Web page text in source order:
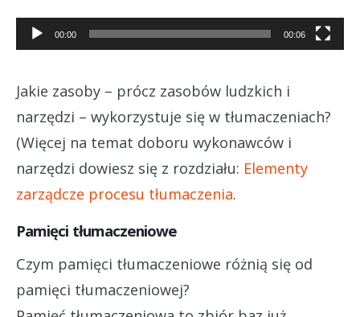
00:00 00:06
Jakie zasoby – prócz zasobów ludzkich i
narzędzi – wykorzystuje się w tłumaczeniach?
(Więcej na temat doboru wykonawców i
narzędzi dowiesz się z rozdziału: Elementy
zarządcze procesu tłumaczenia.
Pamięci tłumaczeniowe
Czym pamięci tłumaczeniowe różnią się od
pamięci tłumaczeniowej?